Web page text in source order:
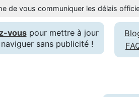
de vous communiquer les délais
vouspour mettre à jour
sans publicité !